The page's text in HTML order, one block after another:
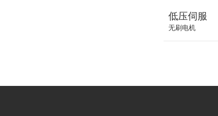
低压伺服
无刷电机